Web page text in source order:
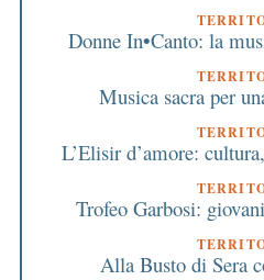
Donne In•Canto: la
Musica sacra per
L’Elisir d’amore:
Trofeo Garbosi:
Alla Busto di Sera